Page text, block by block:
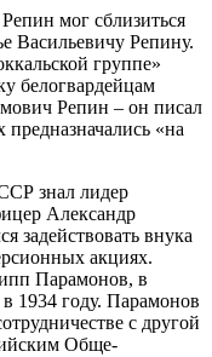
мог сблизиться
Васильевичу Репину.
группе»
белогвардейцам
Репин – он писал
«на
знал лидер
Александр
задействовать внука
акциях.
Парамонов, в
1934 году. Парамонов
с другой
Обще-